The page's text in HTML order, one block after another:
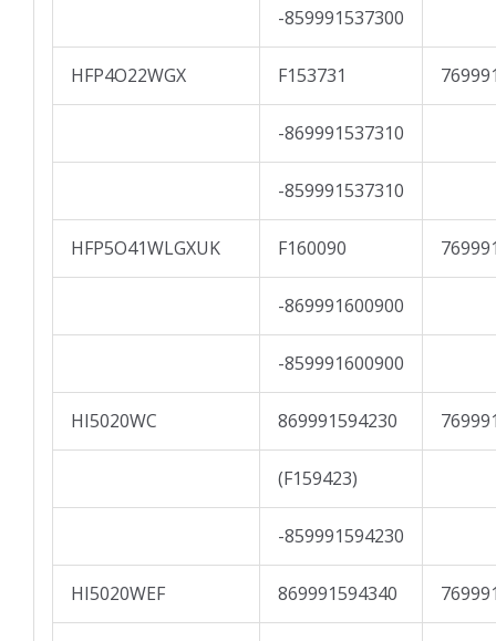
-859991537300
HFP4O22WGX F153731
-869991537310
-859991537310
HFP5O41WLGXUK F160090
-869991600900
-859991600900
HI5020WC 869991594230
(F159423)
-859991594230
HI5020WEF 869991594340